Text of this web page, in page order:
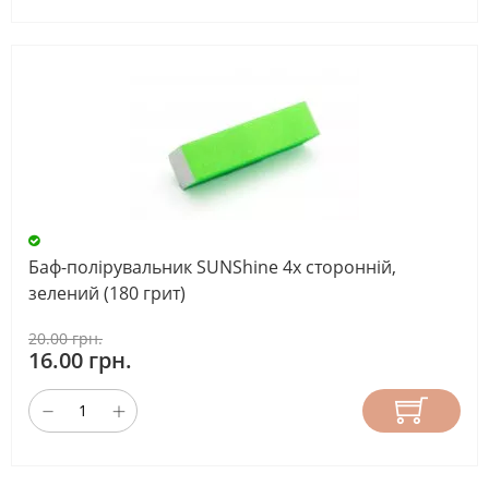
Баф-полірувальник SUNShine 4х сторонній,
зелений (180 грит)
20.00 грн.
16.00 грн.